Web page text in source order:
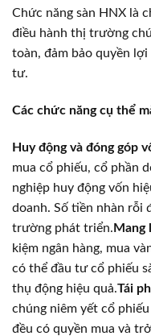
Chức năng sàn HNX là
điều hành thị trường
toàn, đảm bảo quyền
tư.
Các chức năng cụ thể
Huy động và đóng góp
mua cổ phiếu, cổ phần
nghiệp huy động vốn
doanh. Số tiền nhàn rỗi
trường phát triển.Mang
kiệm ngân hàng, mua
có thể đầu tư cổ phiếu
thụ động hiệu quả.Tái
chúng niêm yết cổ
đều có quyền mua và